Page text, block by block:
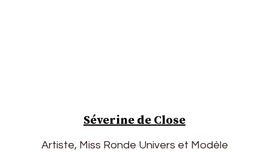
Séverine de Close
Artiste, Miss Ronde Univers et Modèle